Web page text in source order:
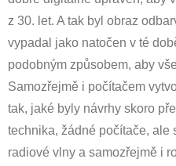
z 30. let. A tak byl obraz
vypadal jako natočen v té
podobným způsobem, aby
Samozřejmě i počítačem
tak, jaké byly návrhy skoro
technika, žádné počítače, ale
radiové vlny a samozřejmě i